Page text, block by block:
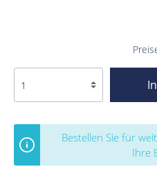
Bestellen Sie für
Ihre